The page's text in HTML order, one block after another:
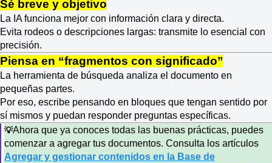
Sé breve y objetivo
La IA funciona mejor con información clara y directa.
Evita rodeos o descripciones largas: transmite lo esencial con
precisión.
Piensa en “fragmentos con significado”
La herramienta de búsqueda analiza el documento en
pequeñas partes.
Por eso, escribe pensando en bloques que tengan sentido por
sí mismos y puedan responder preguntas específicas.
💡Ahora que ya conoces todas las buenas prácticas, puedes
comenzar a agregar tus documentos. Consulta los artículos
Agregar y gestionar contenidos en la Base de